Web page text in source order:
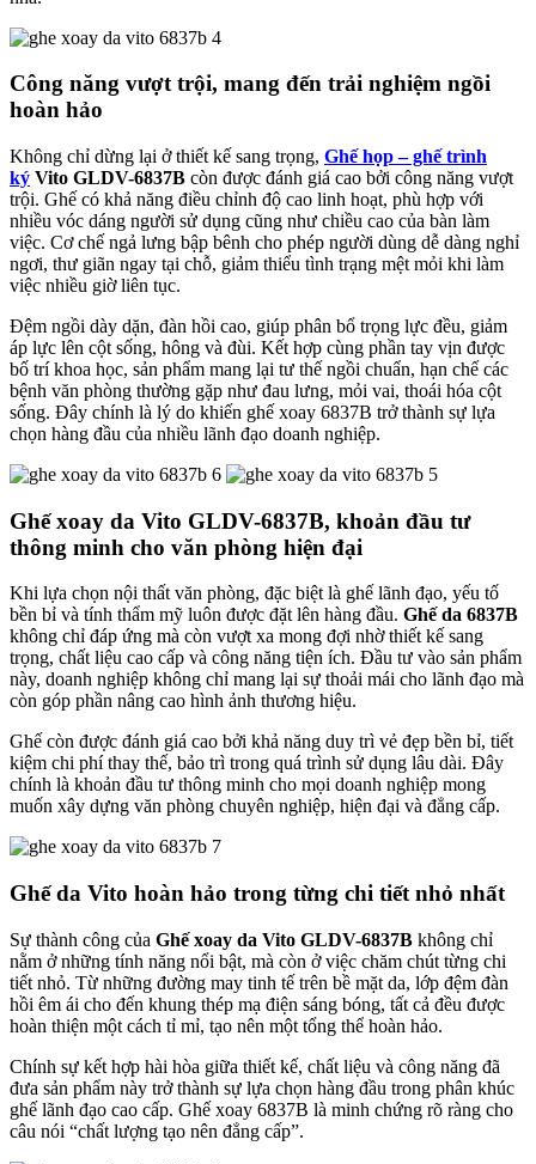
Công năng vượt trội, mang đến trải nghiệm ngồi
hoàn hảo
Không chỉ dừng lại ở thiết kế sang trọng, Ghế họp – ghế trình
ký Vito GLDV-6837B còn được đánh giá cao bởi công năng vượt
trội. Ghế có khả năng điều chỉnh độ cao linh hoạt, phù hợp với
nhiều vóc dáng người sử dụng cũng như chiều cao của bàn làm
việc. Cơ chế ngả lưng bập bênh cho phép người dùng dễ dàng nghỉ
ngơi, thư giãn ngay tại chỗ, giảm thiểu tình trạng mệt mỏi khi làm
việc nhiều giờ liên tục.
Đệm ngồi dày dặn, đàn hồi cao, giúp phân bổ trọng lực đều, giảm
áp lực lên cột sống, hông và đùi. Kết hợp cùng phần tay vịn được
bố trí khoa học, sản phẩm mang lại tư thế ngồi chuẩn, hạn chế các
bệnh văn phòng thường gặp như đau lưng, mỏi vai, thoái hóa cột
sống. Đây chính là lý do khiến ghế xoay 6837B trở thành sự lựa
chọn hàng đầu của nhiều lãnh đạo doanh nghiệp.
Ghế xoay da Vito GLDV-6837B, khoản đầu tư
thông minh cho văn phòng hiện đại
Khi lựa chọn nội thất văn phòng, đặc biệt là ghế lãnh đạo, yếu tố
bền bỉ và tính thẩm mỹ luôn được đặt lên hàng đầu. Ghế da 6837B
không chỉ đáp ứng mà còn vượt xa mong đợi nhờ thiết kế sang
trọng, chất liệu cao cấp và công năng tiện ích. Đầu tư vào sản phẩm
này, doanh nghiệp không chỉ mang lại sự thoải mái cho lãnh đạo mà
còn góp phần nâng cao hình ảnh thương hiệu.
Ghế còn được đánh giá cao bởi khả năng duy trì vẻ đẹp bền bỉ, tiết
kiệm chi phí thay thế, bảo trì trong quá trình sử dụng lâu dài. Đây
chính là khoản đầu tư thông minh cho mọi doanh nghiệp mong
muốn xây dựng văn phòng chuyên nghiệp, hiện đại và đẳng cấp.
Ghế da Vito hoàn hảo trong từng chi tiết nhỏ nhất
Sự thành công của Ghế xoay da Vito GLDV-6837B không chỉ
nằm ở những tính năng nổi bật, mà còn ở việc chăm chút từng chi
tiết nhỏ. Từ những đường may tinh tế trên bề mặt da, lớp đệm đàn
hồi êm ái cho đến khung thép mạ điện sáng bóng, tất cả đều được
hoàn thiện một cách tỉ mỉ, tạo nên một tổng thể hoàn hảo.
Chính sự kết hợp hài hòa giữa thiết kế, chất liệu và công năng đã
đưa sản phẩm này trở thành sự lựa chọn hàng đầu trong phân khúc
ghế lãnh đạo cao cấp. Ghế xoay 6837B là minh chứng rõ ràng cho
câu nói “chất lượng tạo nên đẳng cấp”.